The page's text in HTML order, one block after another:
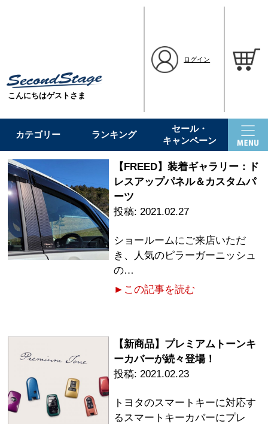
こんにちはゲストさま
ログイン
カテゴリー ランキング
セール・
キャンペーン
【FREED】装着ギャラリー：ド
レスアップパネル＆カスタムパ
ーツ
2021.02.27
ショールームにご来店いただ
き、人気のピラーガーニッシュ
の…
►この記事を読む
【新商品】プレミアムトーンキ
ーカバーが続々登場！
2021.02.23
トヨタのスマートキーに対応す
るスマートキーカバーにプレ